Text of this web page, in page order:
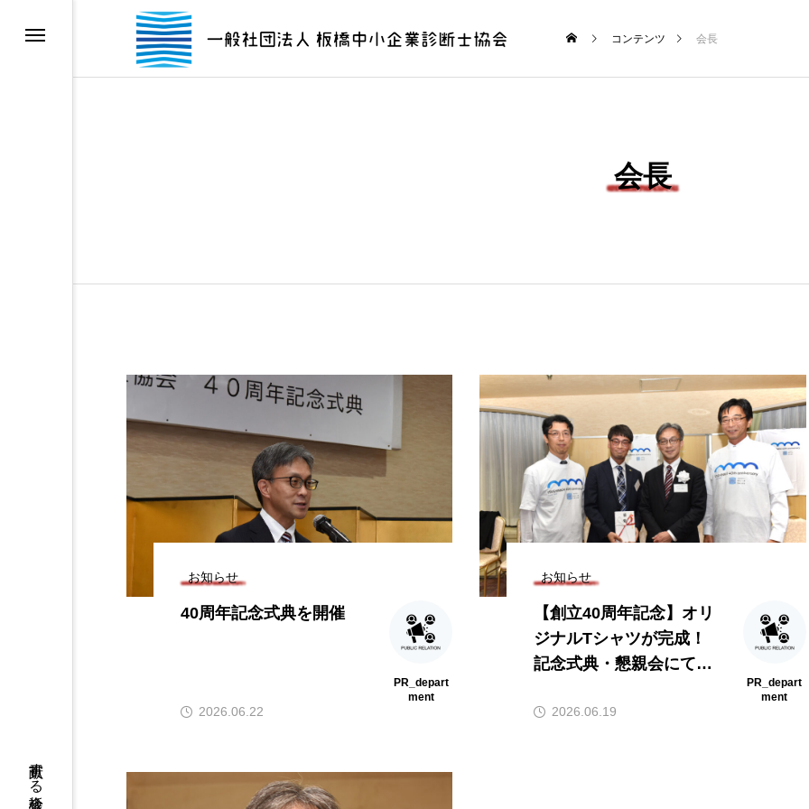
貢献する板診会
コンテンツ 会長
会長
お知らせ
40周年記念式典を開催
PR_depart
ment
2026.06.22
お知らせ
【創立40周年記念】オリ
ジナルTシャツが完成！
記念式典・懇親会にてお
PR_depart
ment
2026.06.19